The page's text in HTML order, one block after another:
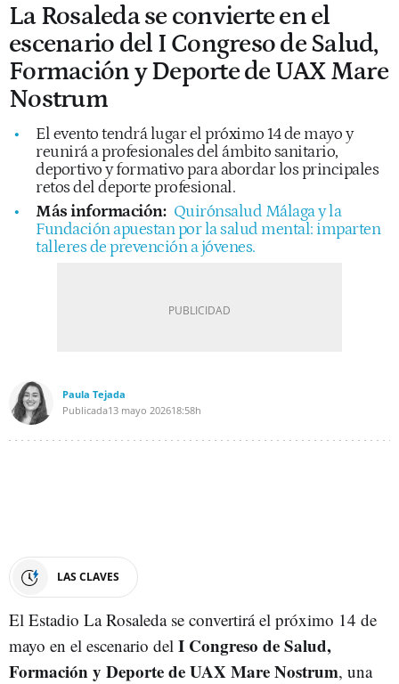
La Rosaleda se convierte en el
escenario del I Congreso de Salud,
Formación y Deporte de UAX Mare
Nostrum
El evento tendrá lugar el próximo 14 de mayo y
reunirá a profesionales del ámbito sanitario,
deportivo y formativo para abordar los principales
retos del deporte profesional.
Más información: Quirónsalud Málaga y la
Fundación apuestan por la salud mental: imparten
talleres de prevención a jóvenes.
Paula Tejada
Publicada13 mayo 202618:58h
LAS CLAVES
El Estadio La Rosaleda se convertirá el próximo 14 de
mayo en el escenario del I Congreso de Salud,
Formación y Deporte de UAX Mare Nostrum, una